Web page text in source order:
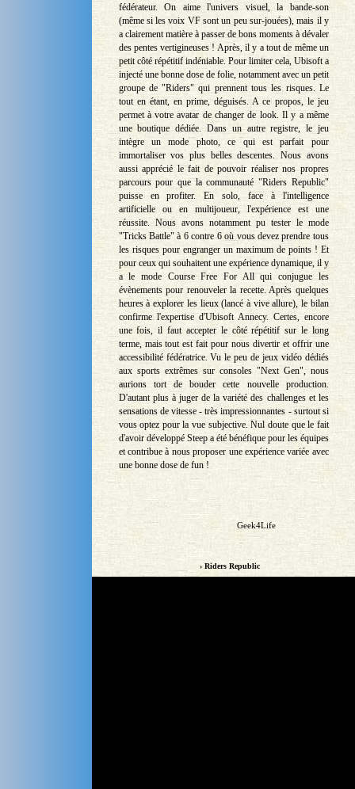
fédérateur. On aime l'univers visuel, la bande-son
(même si les voix VF sont un peu sur-jouées), mais il y
a clairement matière à passer de bons moments à dévaler
des pentes vertigineuses ! Après, il y a tout de même un
petit côté répétitif indéniable. Pour limiter cela, Ubisoft a
injecté une bonne dose de folie, notamment avec un petit
groupe de "Riders" qui prennent tous les risques. Le
tout en étant, en prime, déguisés. A ce propos, le jeu
permet à votre avatar de changer de look. Il y a même
une boutique dédiée. Dans un autre registre, le jeu
intègre un mode photo, ce qui est parfait pour
immortaliser vos plus belles descentes. Nous avons
aussi apprécié le fait de pouvoir réaliser nos propres
parcours pour que la communauté "Riders Republic"
puisse en profiter. En solo, face à l'intelligence
artificielle ou en multijoueur, l'expérience est une
réussite. Nous avons notamment pu tester le mode
"Tricks Battle" à 6 contre 6 où vous devez prendre tous
les risques pour engranger un maximum de points ! Et
pour ceux qui souhaitent une expérience dynamique, il y
a le mode Course Free For All qui conjugue les
évènements pour renouveler la recette. Après quelques
heures à explorer les lieux (lancé à vive allure), le bilan
confirme l'expertise d'Ubisoft Annecy. Certes, encore
une fois, il faut accepter le côté répétitif sur le long
terme, mais tout est fait pour nous divertir et offrir une
accessibilité fédératrice. Vu le peu de jeux vidéo dédiés
aux sports extrêmes sur consoles "Next Gen", nous
aurions tort de bouder cette nouvelle production.
D'autant plus à juger de la variété des challenges et les
sensations de vitesse - très impressionnantes - surtout si
vous optez pour la vue subjective. Nul doute que le fait
d'avoir développé Steep a été bénéfique pour les équipes
et contribue à nous proposer une expérience variée avec
une bonne dose de fun !
Geek4Life
› Riders Republic